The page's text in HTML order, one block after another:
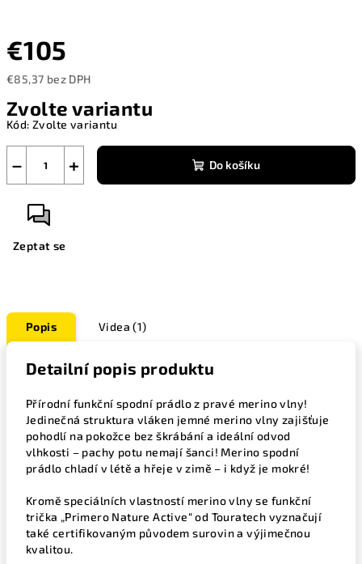
€105
€85,37 bez DPH
cena:
Zvolte variantu
Kód: Zvolte variantu
+
− Do košíku
Zeptat se
Popis Videa (1)
Detailní popis produktu
Přírodní funkční spodní prádlo z pravé merino vlny!
Jedinečná struktura vláken jemné merino vlny zajišťuje
pohodlí na pokožce bez škrábání a ideální odvod
vlhkosti – pachy potu nemají šanci! Merino spodní
prádlo chladí v létě a hřeje v zimě – i když je mokré!
Kromě speciálních vlastností merino vlny se funkční
trička „Primero Nature Active“ od Touratech vyznačují
také certifikovaným původem surovin a výjimečnou
kvalitou.